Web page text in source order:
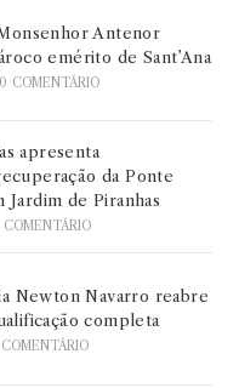
Antenor
emérito de Sant’Ana
0 COMENTÁRIO
apresenta
da Ponte
Jardim de Piranhas
COMENTÁRIO
Newton Navarro reabre
completa